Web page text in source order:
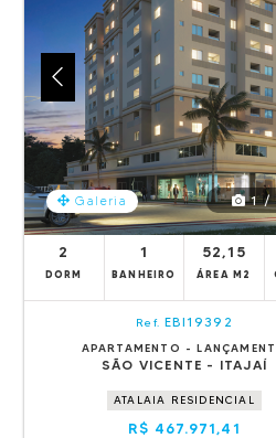
Galeria 1 /
2
DORM
1
BANHEIRO
52,15
ÁREA M2
Ref. EBI19392
APARTAMENTO -
SÃO VICENTE - ITAJAÍ
ATALAIA RESIDENCIAL
R$ 467.971,41